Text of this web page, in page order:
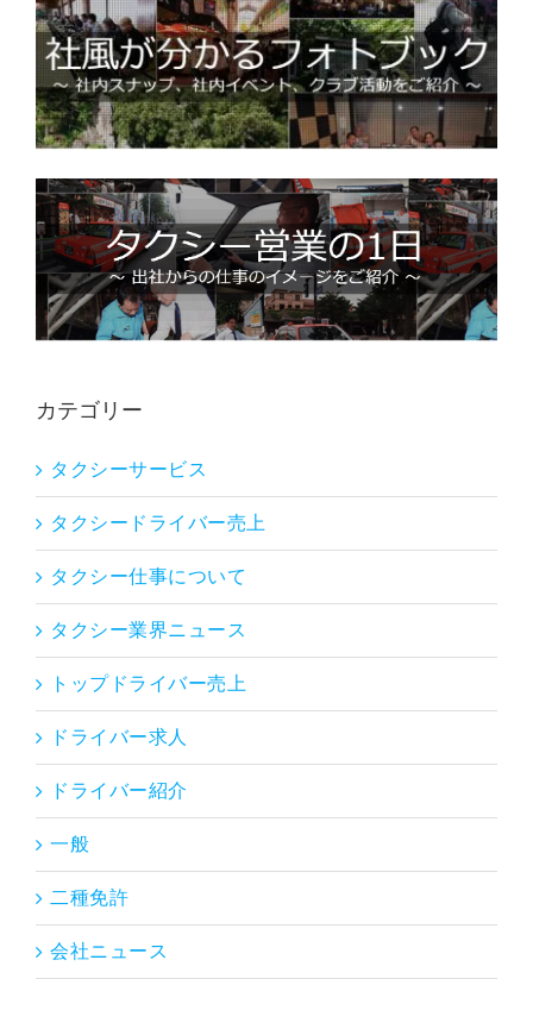
カテゴリー
タクシーサービス
タクシードライバー売上
タクシー仕事について
タクシー業界ニュース
トップドライバー売上
ドライバー求人
ドライバー紹介
一般
二種免許
会社ニュース